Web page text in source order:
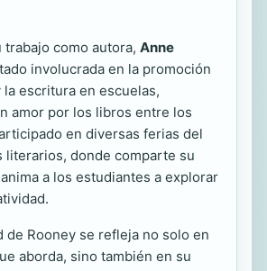
trabajo como autora, Anne
involucrada en la promoción
escritura en escuelas,
amor por los libros entre los
en diversas ferias del
literarios, donde comparte su
a los estudiantes a explorar
de Rooney se refleja no solo en
aborda, sino también en su